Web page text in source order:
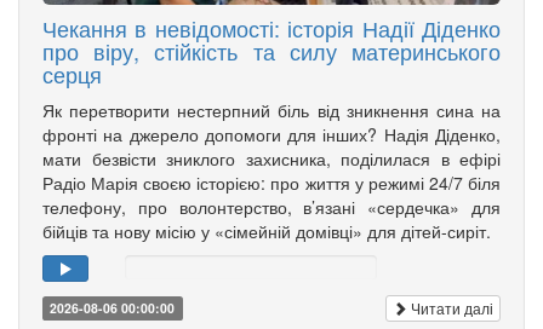
Чекання в невідомості: історія Надії Діденко
про віру, стійкість та силу материнського
серця
Як перетворити нестерпний біль від зникнення сина на
фронті на джерело допомоги для інших? Надія Діденко,
мати безвісти зниклого захисника, поділилася в ефірі
Радіо Марія своєю історією: про життя у режимі 24/7 біля
телефону, про волонтерство, в’язані «сердечка» для
бійців та нову місію у «сімейній домівці» для дітей-сиріт.
2026-08-06 00:00:00 Читати далі